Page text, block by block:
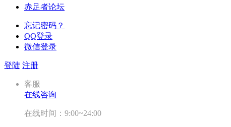
赤足者论坛
忘记密码？
QQ登录
微信登录
登陆 注册
客服
在线咨询
在线时间：9:00~24:00